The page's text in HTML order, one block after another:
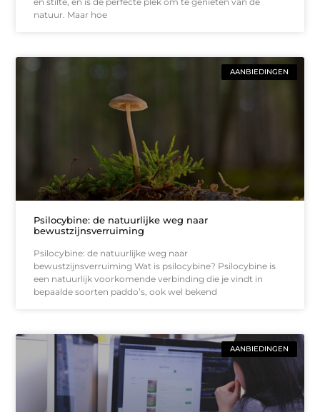
natuur. Maar hoe
AANBIEDINGEN
Psilocybine: de natuurlijke weg naar
bewustzijnsverruiming
Psilocybine: de natuurlijke weg naar
bewustzijnsverruiming Wat is psilocybine? Psilocybine is
een natuurlijk voorkomende verbinding die je vindt in
bepaalde soorten paddo’s, ook wel bekend
AANBIEDINGEN